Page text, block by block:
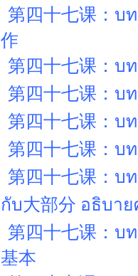
第四十七课：บ
作
第四十七课：บ
第四十七课：บ
第四十七课：บ
第四十七课：บ
第四十七课：บ
กับ大部分 อธิบา
第四十七课：บ
基本